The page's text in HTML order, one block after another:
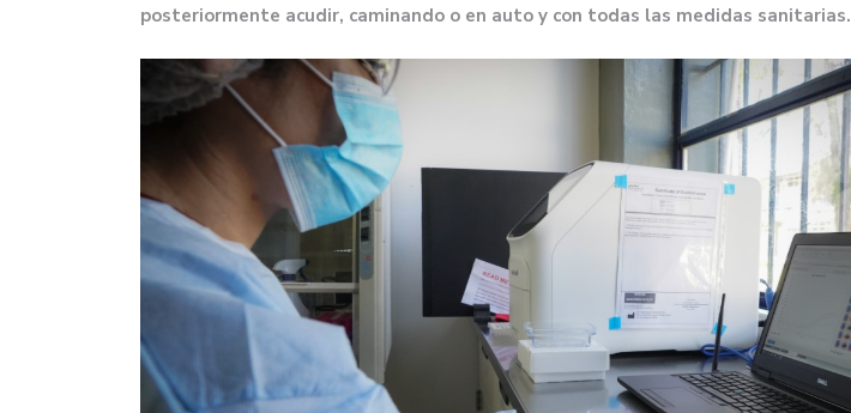
posteriormente acudir, caminando o en auto y con todas las medidas sanitarias.